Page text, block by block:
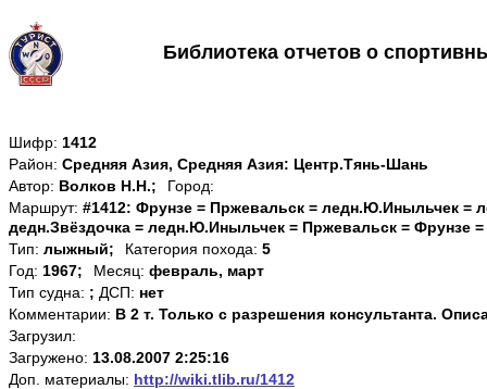
Библиотека отчетов о
Шифр: 1412
Район: Средняя Азия, Средняя Азия: Центр.Тянь-Шань
Автор: Волков Н.Н.;
Город:
Маршрут: #1412: Фрунзе = Пржевальск = ледн.Ю.Иныльчек =
дедн.Звёздочка = ледн.Ю.Иныльчек = Пржевальск = Фрунзе
Тип: лыжный; Категория похода: 5
Год: 1967; Месяц: февраль, март
Тип судна: ; ДСП: нет
Комментарии: В 2 т. Только с разрешения консультанта.
Загрузил:
Загружено: 13.08.2007 2:25:16
Доп. материалы: http://wiki.tlib.ru/1412